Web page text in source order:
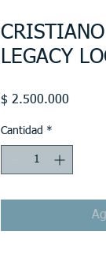
LEGACY
$ 2.500.000
Cantidad *